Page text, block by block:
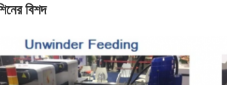
বিশদ